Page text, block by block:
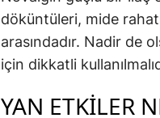
döküntüleri, mide
arasındadır. Nadir de
için dikkatli
YAN ETKILER